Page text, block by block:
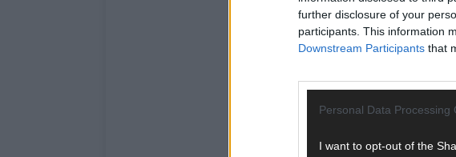
further disclosure of your
participants. This information
Downstream Participants that
Personal Data Processing
I want to opt-out of the